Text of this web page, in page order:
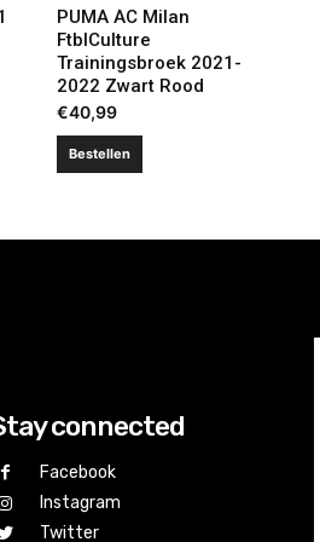
PUMA AC Milan
FtblCulture
Trainingsbroek 2021-
2022 Zwart Rood
€40,99
Bestellen
connected
Facebook
Instagram
Twitter